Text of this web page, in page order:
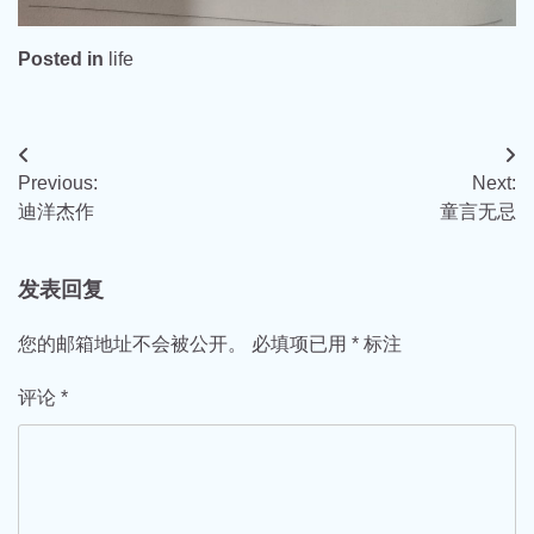
Posted in life
文
章
航
Previous:
迪洋杰作
Next:
童言无忌
发表回复
您的邮箱地址不会被公开。 必填项已用 * 标注
评论 *